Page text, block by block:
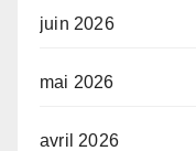
juin 2026
mai 2026
avril 2026